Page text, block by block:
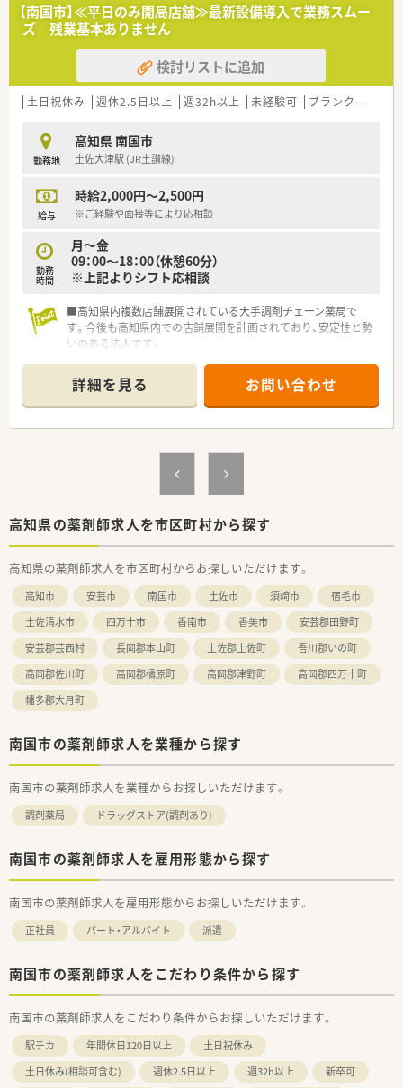
【南国市】≪平日のみ開局店舗≫最新設備導入で業務スムー
ズ 残業基本ありません
検討リストに追加
土日祝休み 週休2.5日以上 週32h以上 未経験可 ブランク可
勤務地
高知県 南国市
土佐大津駅 (JR土讃線)
給与
時給2,000円～2,500円
※ご経験や面接等により応相談
勤務
時間
月～金
09：00～18：00（休憩60分）
※上記よりシフト応相談
■高知県内複数店舗展開されている大手調剤チェーン薬局で
す。今後も高知県内での店舗展開を計画されており、安定性と勢
いのある法人です。
専任での業務をご希望される方もお気軽にご相談ください。
■スキルアップにも力を入れており、希望者で学会発表にも参加
されています。
■全店舗にて最新機器（電子薬歴 他）を導入している為、業務短
詳細を見る お問い合わせ
高知県の薬剤師求人を市区町村から探す
高知県の薬剤師求人を市区町村からお探しいただけます。
高知市 安芸市 南国市 土佐市 須崎市
宿毛市
土佐清水市
四万十市 香南市 香美市
安芸郡田野町
安芸郡芸西村
長岡郡本山町 土佐郡土佐町
吾川郡いの町
高岡郡佐川町
高岡郡檮原町 高岡郡津野町
高岡郡四万十町
幡多郡大月町
南国市の薬剤師求人を業種から探す
南国市の薬剤師求人を業種からお探しいただけます。
調剤薬局 ドラッグストア(調剤あり)
南国市の薬剤師求人を雇用形態から探す
南国市の薬剤師求人を雇用形態からお探しいただけます。
正社員 パート・アルバイト 派遣
南国市の薬剤師求人をこだわり条件から探す
南国市の薬剤師求人をこだわり条件からお探しいただけます。
駅チカ 年間休日120日以上
土日祝休み
土日休み(相談可含む)
週休2.5日以上 週32h以上
新卒可